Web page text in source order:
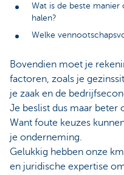
Wat is de beste
halen?
Welke
Bovendien moet je
factoren, zoals je
je zaak en de
Je beslist dus maar beter
Want foute keuzes
je onderneming.
Gelukkig hebben onze
en juridische expertise